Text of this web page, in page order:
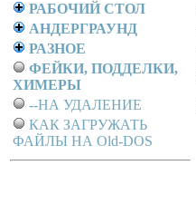
РАБОЧИЙ СТОЛ
АНДЕРГРАУНД
РАЗНОЕ
ФЕЙКИ, ПОДДЕЛКИ,
ХИМЕРЫ
--НА УДАЛЕНИЕ
КАК ЗАГРУЖАТЬ
ФАЙЛЫ НА Old-DOS